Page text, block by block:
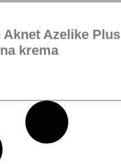
Aknet Azelike Plus
krema